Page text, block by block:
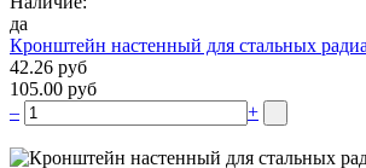
да
Кронштейн настенный для стальных
42.26 руб
105.00 руб
–
+